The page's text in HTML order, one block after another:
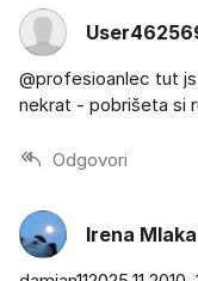
@profesioanlec tut
nekrat - pobrišeta si
Odgovori
Irena